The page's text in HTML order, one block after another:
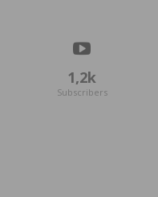
1,2k
Subscribers